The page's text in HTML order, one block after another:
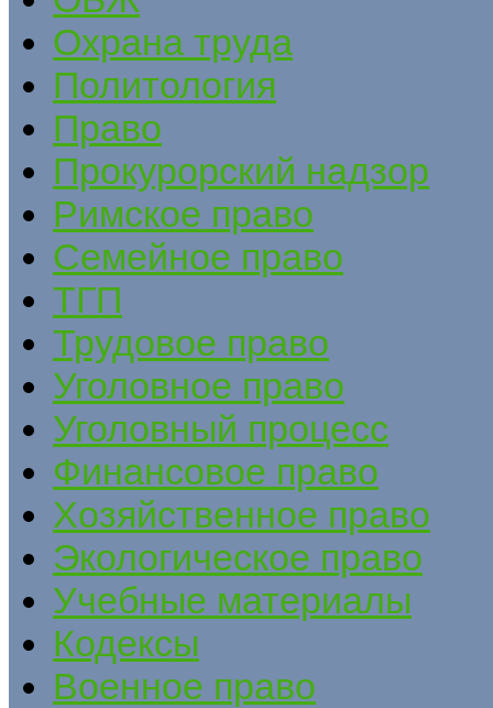
Охрана труда
Политология
Право
Прокурорский надзор
Римское право
Семейное право
ТГП
Трудовое право
Уголовное право
Уголовный процесс
Финансовое право
Хозяйственное право
Экологическое право
Учебные материалы
Кодексы
Военное право